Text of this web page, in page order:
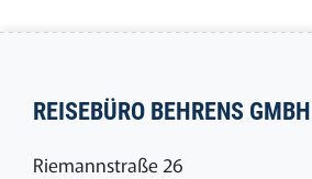
REISEBÜRO BEHRENS GMBH
Riemannstraße 26